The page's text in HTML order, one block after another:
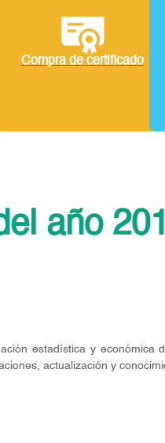
Compra de certificado
año
estadística y
actualización y